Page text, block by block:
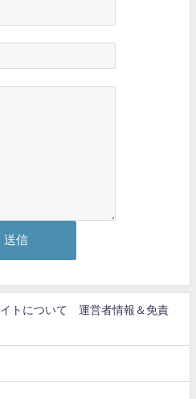
トについて 運営者情報＆免責